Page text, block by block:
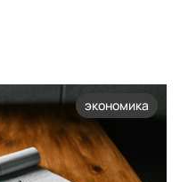
экономика